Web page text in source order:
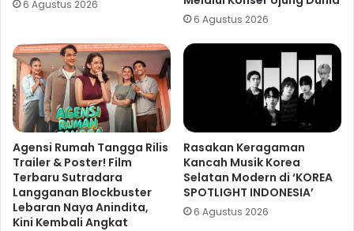
6 Agustus 2026
6 Agustus 2026
Agensi Rumah Tangga Rilis
Trailer & Poster! Film
Terbaru Sutradara
Langganan Blockbuster
Lebaran Naya Anindita,
Kini Kembali Angkat
Rasakan Keragaman
Kancah Musik Korea
Selatan Modern di ‘KOREA
SPOTLIGHT INDONESIA’
6 Agustus 2026